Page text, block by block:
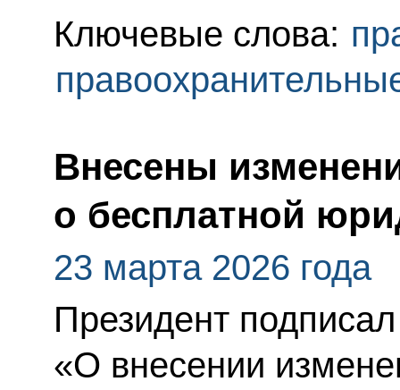
Ключевые слова:
Внесены
о бесплатной
23 марта 2026 года
Президент
«О внесении